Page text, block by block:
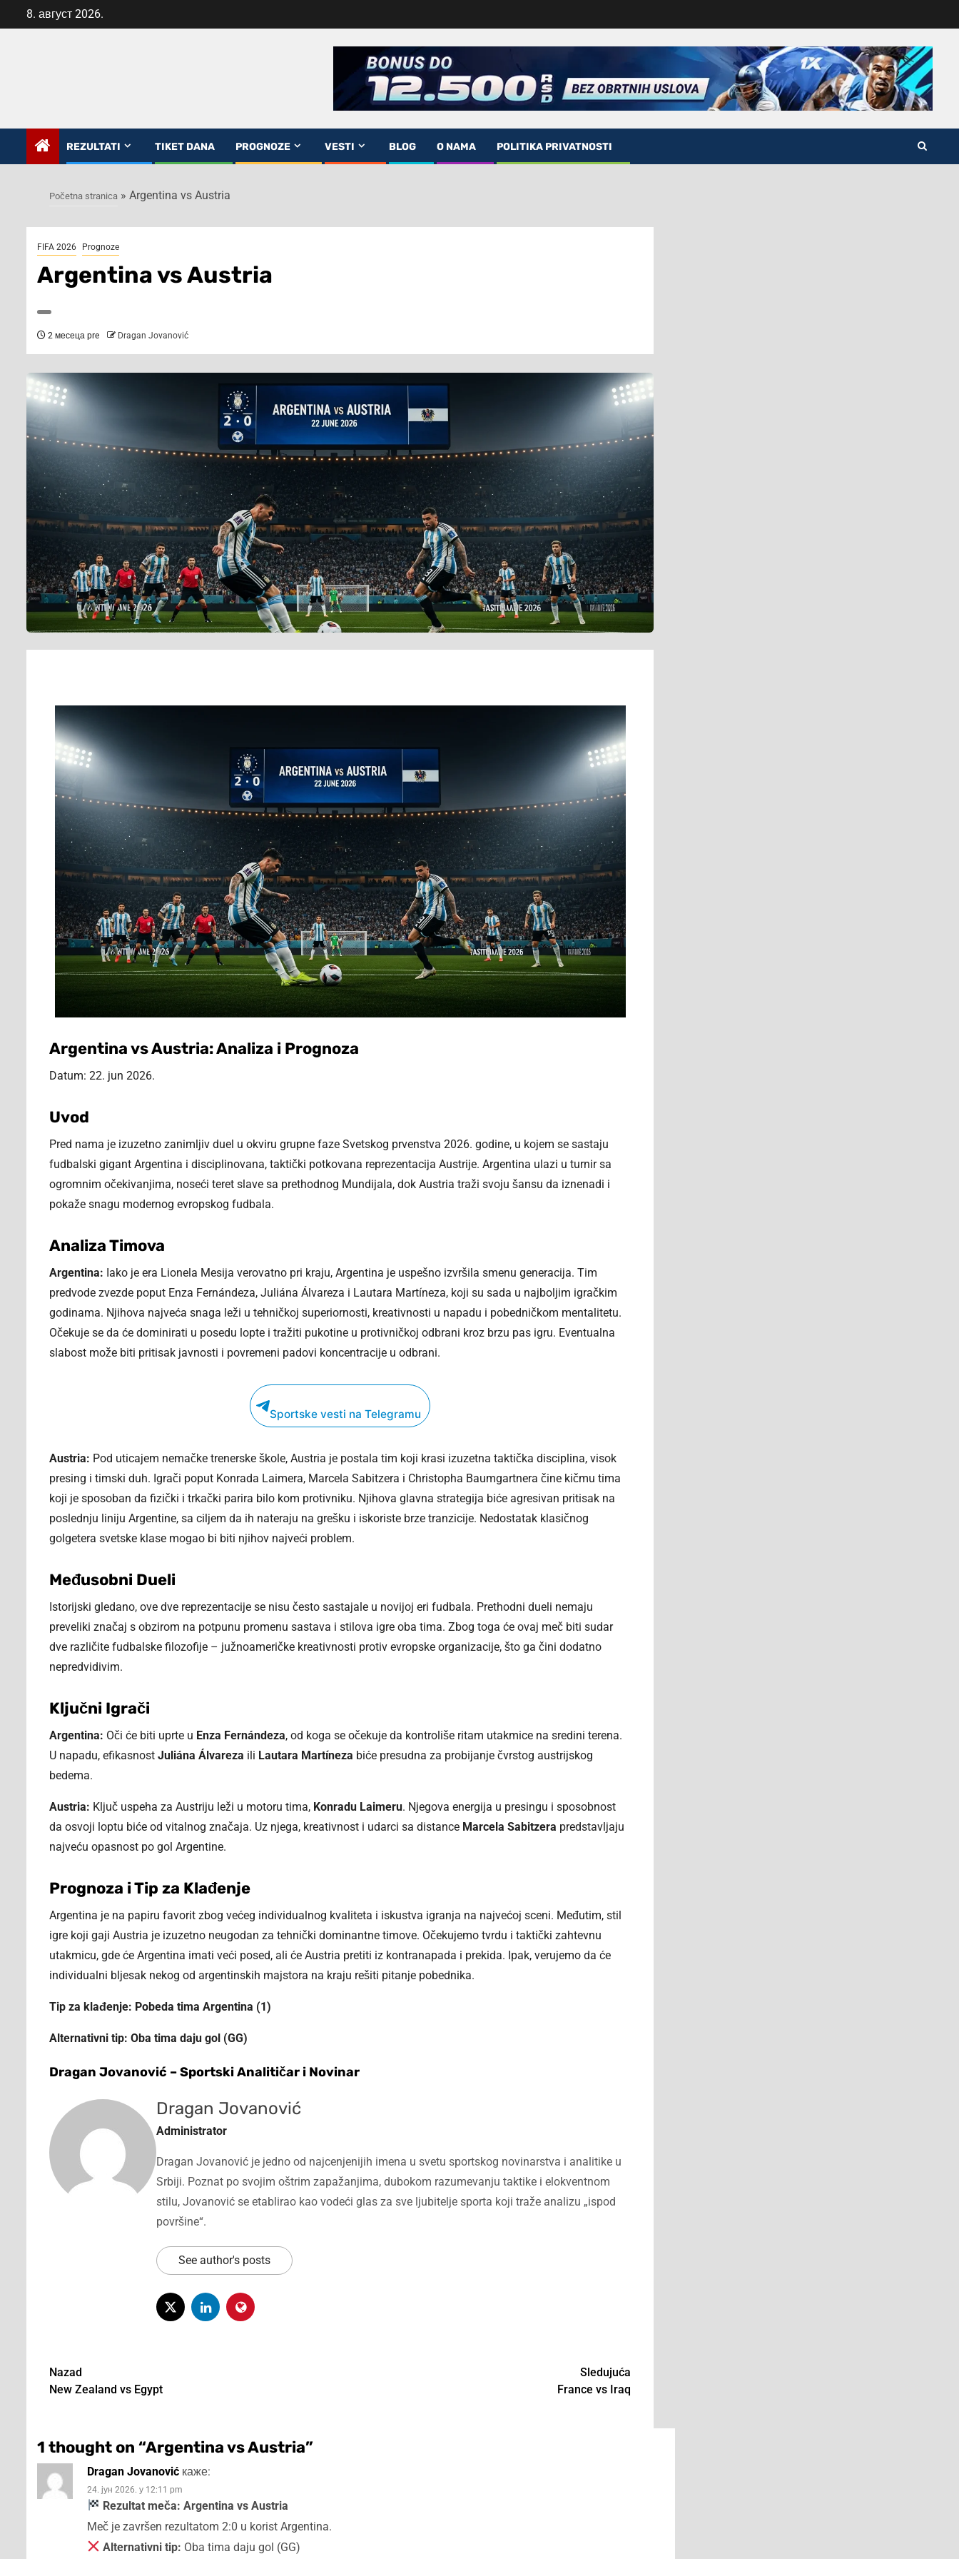
8. август 2026.
REZULTATI TIKET DANA PROGNOZE VESTI BLOG O NAMA POLITIKA PRIVATNOSTI
Početna stranica » Argentina vs Austria
FIFA 2026 Prognoze
Argentina vs Austria
2 месеца pre Dragan Jovanović
Argentina vs Austria: Analiza i Prognoza
Datum: 22. jun 2026.
Uvod
Pred nama je izuzetno zanimljiv duel u okviru grupne faze Svetskog prvenstva 2026. godine, u kojem se sastaju
fudbalski gigant Argentina i disciplinovana, taktički potkovana reprezentacija Austrije. Argentina ulazi u turnir sa
ogromnim očekivanjima, noseći teret slave sa prethodnog Mundijala, dok Austria traži svoju šansu da iznenadi i
pokaže snagu modernog evropskog fudbala.
Analiza Timova
Argentina: Iako je era Lionela Mesija verovatno pri kraju, Argentina je uspešno izvršila smenu generacija. Tim
predvode zvezde poput Enza Fernándeza, Juliána Álvareza i Lautara Martíneza, koji su sada u najboljim igračkim
godinama. Njihova najveća snaga leži u tehničkoj superiornosti, kreativnosti u napadu i pobedničkom mentalitetu.
Očekuje se da će dominirati u posedu lopte i tražiti pukotine u protivničkoj odbrani kroz brzu pas igru. Eventualna
slabost može biti pritisak javnosti i povremeni padovi koncentracije u odbrani.
Sportske vesti na Telegramu
Austria: Pod uticajem nemačke trenerske škole, Austria je postala tim koji krasi izuzetna taktička disciplina, visok
presing i timski duh. Igrači poput Konrada Laimera, Marcela Sabitzera i Christopha Baumgartnera čine kičmu tima
koji je sposoban da fizički i trkački parira bilo kom protivniku. Njihova glavna strategija biće agresivan pritisak na
poslednju liniju Argentine, sa ciljem da ih nateraju na grešku i iskoriste brze tranzicije. Nedostatak klasičnog
golgetera svetske klase mogao bi biti njihov najveći problem.
Međusobni Dueli
Istorijski gledano, ove dve reprezentacije se nisu često sastajale u novijoj eri fudbala. Prethodni dueli nemaju
preveliki značaj s obzirom na potpunu promenu sastava i stilova igre oba tima. Zbog toga će ovaj meč biti sudar
dve različite fudbalske filozofije – južnoameričke kreativnosti protiv evropske organizacije, što ga čini dodatno
nepredvidivim.
Ključni Igrači
Argentina: Oči će biti uprte u Enza Fernándeza, od koga se očekuje da kontroliše ritam utakmice na sredini terena.
U napadu, efikasnost Juliána Álvareza ili Lautara Martíneza biće presudna za probijanje čvrstog austrijskog
bedema.
Austria: Ključ uspeha za Austriju leži u motoru tima, Konradu Laimeru. Njegova energija u presingu i sposobnost
da osvoji loptu biće od vitalnog značaja. Uz njega, kreativnost i udarci sa distance Marcela Sabitzera predstavljaju
najveću opasnost po gol Argentine.
Prognoza i Tip za Klađenje
Argentina je na papiru favorit zbog većeg individualnog kvaliteta i iskustva igranja na najvećoj sceni. Međutim, stil
igre koji gaji Austria je izuzetno neugodan za tehnički dominantne timove. Očekujemo tvrdu i taktički zahtevnu
utakmicu, gde će Argentina imati veći posed, ali će Austria pretiti iz kontranapada i prekida. Ipak, verujemo da će
individualni bljesak nekog od argentinskih majstora na kraju rešiti pitanje pobednika.
Tip za klađenje: Pobeda tima Argentina (1)
Alternativni tip: Oba tima daju gol (GG)
Dragan Jovanović – Sportski Analitičar i Novinar
Dragan Jovanović
Administrator
Dragan Jovanović je jedno od najcenjenijih imena u svetu sportskog novinarstva i analitike u
Srbiji. Poznat po svojim oštrim zapažanjima, dubokom razumevanju taktike i elokventnom
stilu, Jovanović se etablirao kao vodeći glas za sve ljubitelje sporta koji traže analizu „ispod
površine“.
See author's posts
Post
Nazad
New Zealand vs Egypt
Sledujuća
France vs Iraq
1 thought on “Argentina vs Austria”
Dragan Jovanović каже:
24. јун 2026. у 12:11 pm
Rezultat meča: Argentina vs Austria
Meč je završen rezultatom 2:0 u korist Argentina.
Alternativni tip: Oba tima daju gol (GG)